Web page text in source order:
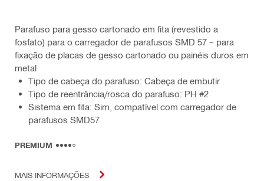
Parafuso para gesso cartonado em fita (revestido a
fosfato) para o carregador de parafusos SMD 57 – para
fixação de placas de gesso cartonado ou painéis duros em
metal
Tipo de cabeça do parafuso: Cabeça de embutir
Tipo de reentrância/rosca do parafuso: PH #2
Sistema em fita: Sim, compatível com carregador de
parafusos SMD57
PREMIUM
MAIS INFORMAÇÕES